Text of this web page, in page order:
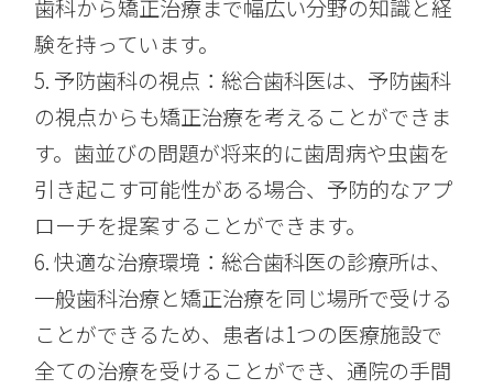
歯科から矯正治療まで幅広い分野の知識と経
験を持っています。
5. 予防歯科の視点：総合歯科医は、予防歯科
の視点からも矯正治療を考えることができま
す。歯並びの問題が将来的に歯周病や虫歯を
引き起こす可能性がある場合、予防的なアプ
ローチを提案することができます。
6. 快適な治療環境：総合歯科医の診療所は、
一般歯科治療と矯正治療を同じ場所で受ける
ことができるため、患者は1つの医療施設で
全ての治療を受けることができ、通院の手間